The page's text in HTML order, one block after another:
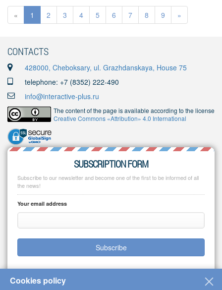
« 1 2 3 4 5 6 7 8 9 »
CONTACTS
428000, Cheboksary, ul. Grazhdanskaya, House 75
telephone: +7 (8352) 222-490
info@interactive-plus.ru
The content of the page is available according to the license
Creative Commons «Attribution» 4.0 International
SUBSCRIPTION FORM
Subscribe to our newsletter and become one of the first to be informed of all
the news!
Your email address
Subscribe
Cookies policy